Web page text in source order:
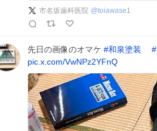
市名坂歯科医院 @toiawase1
先日の画像のオマケ #和泉塗装 #
pic.x.com/VwNPz2YFnQ